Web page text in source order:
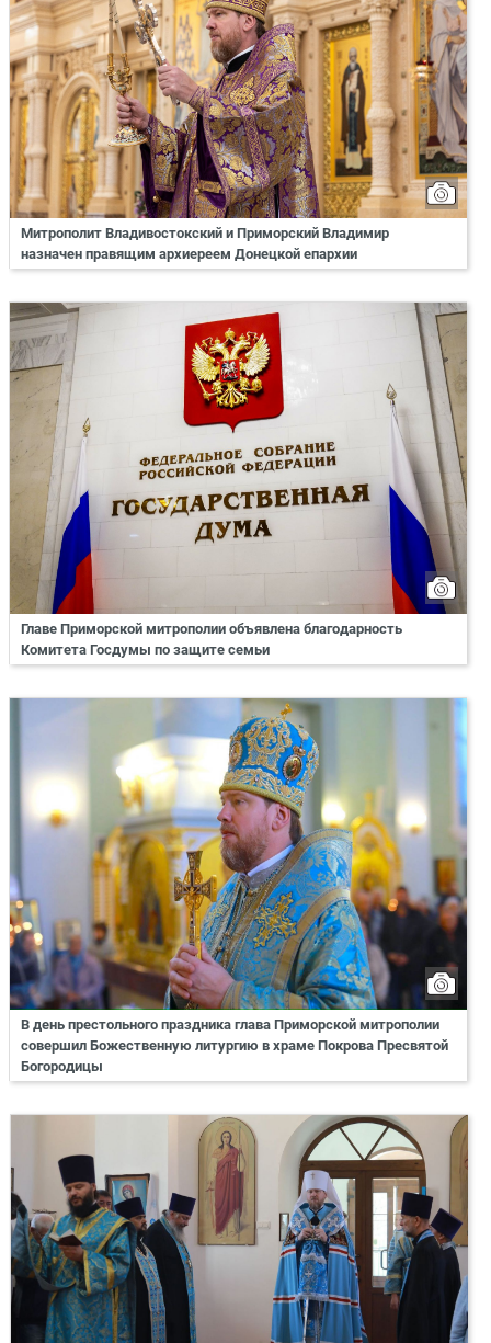
Митрополит Владивостокский и Приморский Владимир
назначен правящим архиереем Донецкой епархии
Главе Приморской митрополии объявлена благодарность
Комитета Госдумы по защите семьи
В день престольного праздника глава Приморской митрополии
совершил Божественную литургию в храме Покрова Пресвятой
Богородицы